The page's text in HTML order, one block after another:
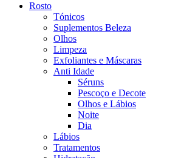
Rosto
Tónicos
Suplementos Beleza
Olhos
Limpeza
Exfoliantes e Máscaras
Anti Idade
Séruns
Pescoço e Decote
Olhos e Lábios
Noite
Dia
Lábios
Tratamentos